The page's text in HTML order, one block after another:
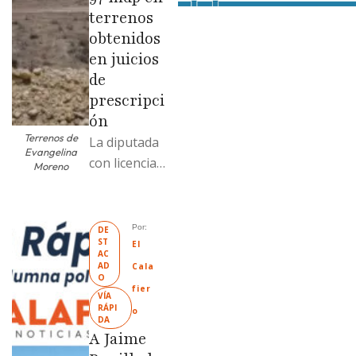
Terrenos de
Evangelina
Moreno
terrenos
obtenidos
en juicios
de
prescripci
ón
La diputada
con licencia
antecedente
s de
prescripción
positiva; uno
fue
revendido
329% por
DE
ST
AC
AD
O
VÍA
RÁPI
DA
Por:
El
Cala
fier
o
A Jaime